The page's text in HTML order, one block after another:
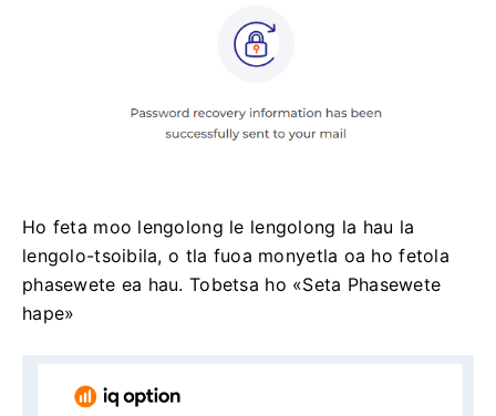
Ho feta moo lengolong le lengolong la hau la
lengolo-tsoibila, o tla fuoa monyetla oa ho fetola
phasewete ea hau. Tobetsa ho «Seta Phasewete
hape»